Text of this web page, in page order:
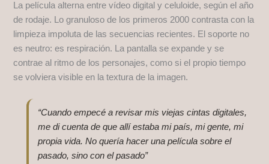
La película alterna entre vídeo digital y celuloide, según el año
de rodaje. Lo granuloso de los primeros 2000 contrasta con la
limpieza impoluta de las secuencias recientes. El soporte no
es neutro: es respiración. La pantalla se expande y se
contrae al ritmo de los personajes, como si el propio tiempo
se volviera visible en la textura de la imagen.
“Cuando empecé a revisar mis viejas cintas digitales,
me di cuenta de que allí estaba mi país, mi gente, mi
propia vida. No quería hacer una película sobre el
pasado, sino con el pasado”